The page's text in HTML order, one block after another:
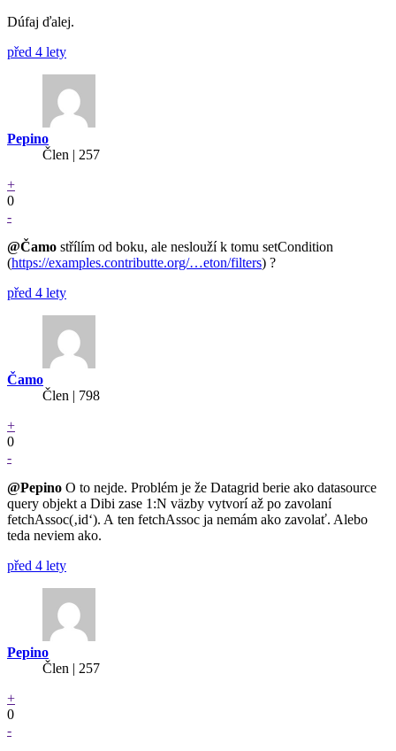
Dúfaj ďalej.
před 4 lety
Pepino
Člen | 257
+
0
-
@Čamo střílím od boku, ale neslouží k tomu setCondition
(https://examples.contributte.org/…eton/filters) ?
před 4 lety
Čamo
Člen | 798
+
0
-
@Pepino O to nejde. Problém je že Datagrid berie ako datasource
query objekt a Dibi zase 1:N väzby vytvorí až po zavolaní
fetchAssoc(‚id‘). A ten fetchAssoc ja nemám ako zavolať. Alebo
teda neviem ako.
před 4 lety
Pepino
Člen | 257
+
0
-